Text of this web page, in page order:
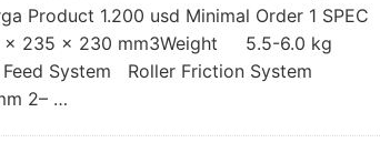
Product 1.200 usd Minimal Order 1 SPEC
x 235 x 230 mm3Weight 5.5-6.0 kg
System Roller Friction System
2– …